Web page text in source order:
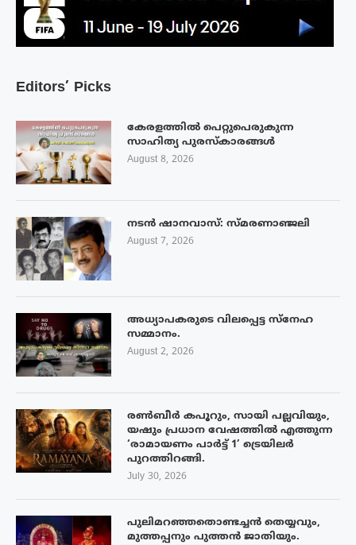
Editors’ Picks
കേരളത്തിൽ പെറ്റുപെരുകുന്ന
സാഹിത്യ പുരസ്‌കാരങ്ങൾ
August 8, 2026
നടൻ ഷാനവാസ്: സ്മരണാഞ്ജലി
August 7, 2026
അധ്യാപകരുടെ വിലപ്പെട്ട സ്നേഹ
സമ്മാനം.
August 2, 2026
രൺബീർ കപൂറും, സായി പല്ലവിയും,
യഷും പ്രധാന വേഷത്തിൽ എത്തുന്ന
‘രാമായണം പാർട്ട് 1’ ട്രെയിലർ
പുറത്തിറങ്ങി.
July 30, 2026
പുലിമറഞ്ഞതൊണ്ടച്ചൻ തെയ്യവും,
മുത്തപ്പനും പുത്തൻ ജാതിയും.